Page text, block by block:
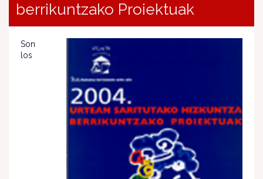
berrikuntzako Proiektuak
Son
los